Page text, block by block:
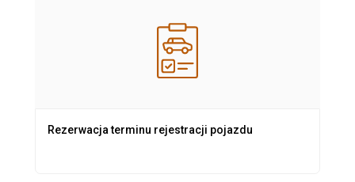
Rezerwacja terminu rejestracji pojazdu